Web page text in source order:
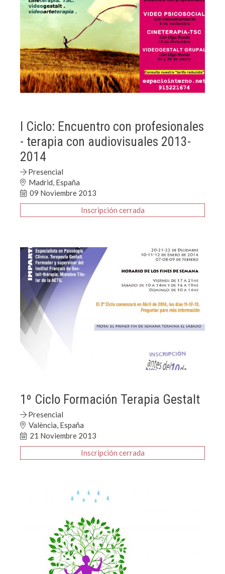
I Ciclo: Encuentro con profesionales
- terapia con audiovisuales 2013-
2014
Presencial
Madrid, España
09 Noviembre 2013
Inscripción
1º Ciclo Formación Terapia Gestalt
Presencial
València, España
21 Noviembre 2013
Inscripción